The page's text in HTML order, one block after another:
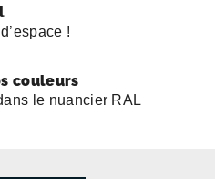
!
couleurs
le nuancier RAL